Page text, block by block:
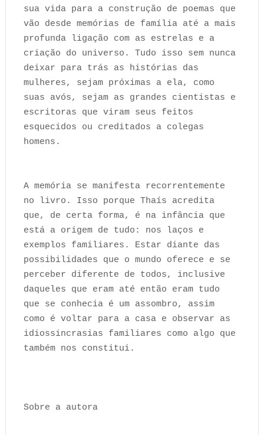
sua vida para a construção de poemas que
vão desde memórias de família até a mais
profunda ligação com as estrelas e a
criação do universo. Tudo isso sem nunca
deixar para trás as histórias das
mulheres, sejam próximas a ela, como
suas avós, sejam as grandes cientistas e
escritoras que viram seus feitos
esquecidos ou creditados a colegas
homens.
A memória se manifesta recorrentemente
no livro. Isso porque Thaís acredita
que, de certa forma, é na infância que
está a origem de tudo: nos laços e
exemplos familiares. Estar diante das
possibilidades que o mundo oferece e se
perceber diferente de todos, inclusive
daqueles que eram até então eram tudo
que se conhecia é um assombro, assim
como é voltar para a casa e observar as
idiossincrasias familiares como algo que
também nos constitui.
Sobre a autora